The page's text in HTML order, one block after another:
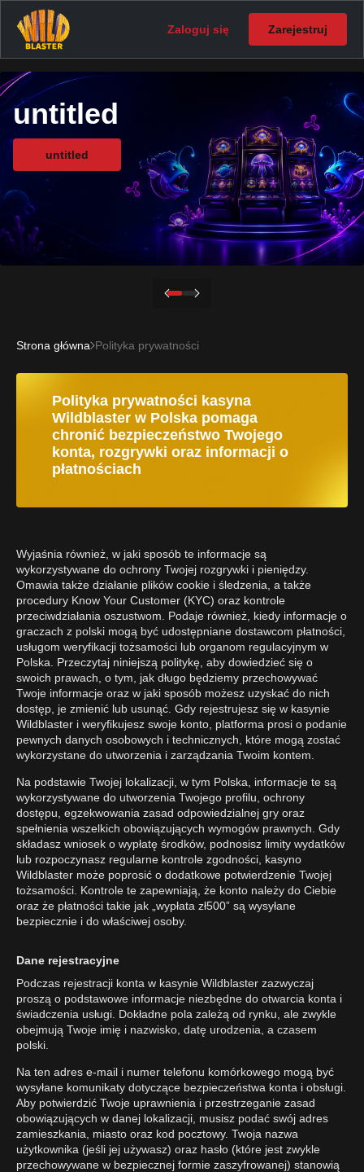
Zaloguj się Zarejestruj
untitled
untitled
Strona główna Polityka prywatności
Polityka prywatności kasyna
Wildblaster w Polska pomaga
chronić bezpieczeństwo Twojego
konta, rozgrywki oraz informacji o
płatnościach
Wyjaśnia również, w jaki sposób te informacje są
wykorzystywane do ochrony Twojej rozgrywki i pieniędzy.
Omawia także działanie plików cookie i śledzenia, a także
procedury Know Your Customer (KYC) oraz kontrole
przeciwdziałania oszustwom. Podaje również, kiedy informacje o
graczach z polski mogą być udostępniane dostawcom płatności,
usługom weryfikacji tożsamości lub organom regulacyjnym w
Polska. Przeczytaj niniejszą politykę, aby dowiedzieć się o
swoich prawach, o tym, jak długo będziemy przechowywać
Twoje informacje oraz w jaki sposób możesz uzyskać do nich
dostęp, je zmienić lub usunąć. Gdy rejestrujesz się w kasynie
Wildblaster i weryfikujesz swoje konto, platforma prosi o podanie
pewnych danych osobowych i technicznych, które mogą zostać
wykorzystane do utworzenia i zarządzania Twoim kontem.
Na podstawie Twojej lokalizacji, w tym Polska, informacje te są
wykorzystywane do utworzenia Twojego profilu, ochrony
dostępu, egzekwowania zasad odpowiedzialnej gry oraz
spełnienia wszelkich obowiązujących wymogów prawnych. Gdy
składasz wniosek o wypłatę środków, podnosisz limity wydatków
lub rozpoczynasz regularne kontrole zgodności, kasyno
Wildblaster może poprosić o dodatkowe potwierdzenie Twojej
tożsamości. Kontrole te zapewniają, że konto należy do Ciebie
oraz że płatności takie jak „wypłata zł500” są wysyłane
bezpiecznie i do właściwej osoby.
Dane rejestracyjne
Podczas rejestracji konta w kasynie Wildblaster zazwyczaj
proszą o podstawowe informacje niezbędne do otwarcia konta i
świadczenia usługi. Dokładne pola zależą od rynku, ale zwykle
obejmują Twoje imię i nazwisko, datę urodzenia, a czasem
polski.
Na ten adres e-mail i numer telefonu komórkowego mogą być
wysyłane komunikaty dotyczące bezpieczeństwa konta i obsługi.
Aby potwierdzić Twoje uprawnienia i przestrzeganie zasad
obowiązujących w danej lokalizacji, musisz podać swój adres
zamieszkania, miasto oraz kod pocztowy. Twoja nazwa
użytkownika (jeśli jej używasz) oraz hasło (które jest zwykle
przechowywane w bezpiecznej formie zaszyfrowanej) stanowią